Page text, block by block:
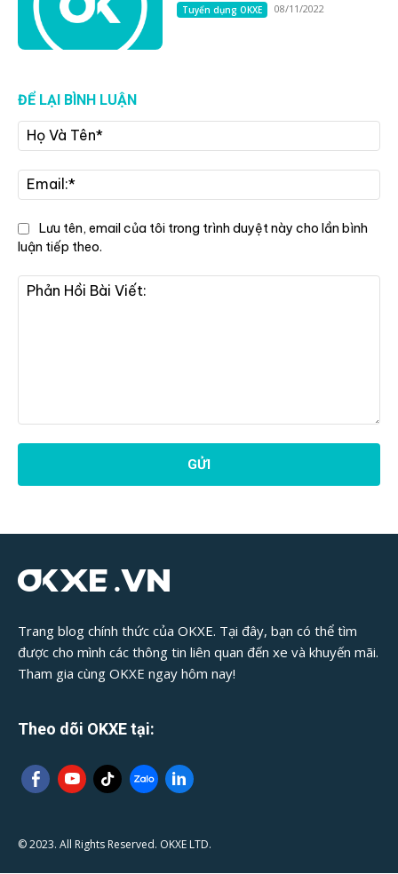
Tuyển dụng OKXE 08/11/2022
ĐỂ LẠI BÌNH LUẬN
Viết:
Và
Lưu tên, email của tôi trong trình duyệt này cho lần bình
luận tiếp theo.
Trang blog chính thức của OKXE. Tại đây, bạn có thể tìm
được cho mình các thông tin liên quan đến xe và khuyến mãi.
Tham gia cùng OKXE ngay hôm nay!
Theo dõi OKXE tại:
© 2023. All Rights Reserved. OKXE LTD.